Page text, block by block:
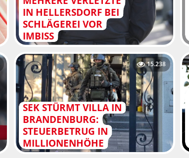
IN HELLERSDORF BEI
SCHLÄGEREI VOR
IMBISS
SEK STÜRMT VILLA IN
BRANDENBURG:
STEUERBETRUG IN
MILLIONENHÖHE
15.238